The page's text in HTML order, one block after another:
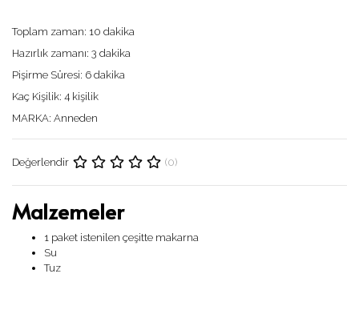
Toplam zaman: 10 dakika
Hazırlık zamanı: 3 dakika
Pişirme Süresi: 6 dakika
Kaç Kişilik: 4 kişilik
MARKA: Anneden
Değerlendir (0)
Malzemeler
1 paket istenilen çeşitte makarna
Su
Tuz